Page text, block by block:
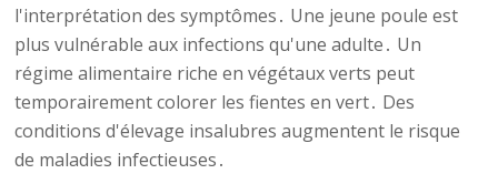
l'interprétation des symptômes․ Une jeune poule est
plus vulnérable aux infections qu'une adulte․ Un
régime alimentaire riche en végétaux verts peut
temporairement colorer les fientes en vert․ Des
conditions d'élevage insalubres augmentent le risque
de maladies infectieuses․